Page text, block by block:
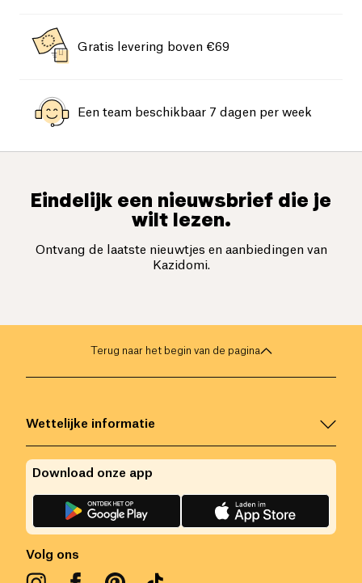
Gratis levering boven €69
Een team beschikbaar 7 dagen per week
Eindelijk een nieuwsbrief die je
wilt lezen.
Ontvang de laatste nieuwtjes en aanbiedingen van
Kazidomi.
Terug naar het begin van de pagina
Wettelijke informatie
Volg ons
Download onze app